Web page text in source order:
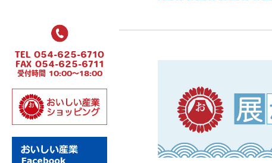
TEL 054-625-6710
FAX 054-625-6711
受付時間 10:00～18:00